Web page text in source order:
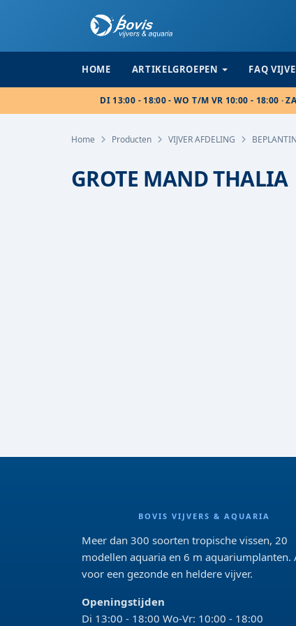
HOME ARTIKELGROEPEN FAQ
DI 13:00 - 18:00 - WO T/M VR 10:00 - 18:00 ·
Home Producten VIJVER AFDELING
GROTE MAND THALIA
BOVIS VIJVERS & AQUARIA
Meer dan 300 soorten tropische vissen, 20
modellen aquaria en 6 m aquariumplanten.
voor een gezonde en heldere vijver.
Openingstijden
Di 13:00 - 18:00 Wo-Vr: 10:00 - 18:00